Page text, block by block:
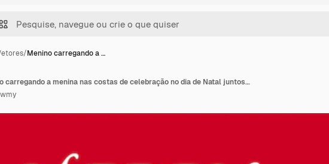
/Menino carregando a …
Menino carregando a menina nas costas de celebração no dia de Natal juntos ilustração da arte dos desenhos animados desenhados à mão